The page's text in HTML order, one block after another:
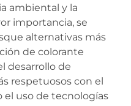
ambiental y la
importancia, se
alternativas más
de colorante
desarrollo de
respetuosos con el
el uso de tecnologías